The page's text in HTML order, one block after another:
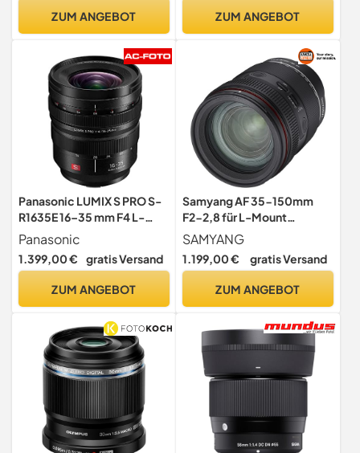
D610 D3200 D3300 D3400
D5300 D5300 100 D 7200
ZUM ANGEBOT
Mount Kameras A7 A7R
A7SIII A9 A7C A7CII
ZUM ANGEBOT
Panasonic LUMIX S PRO S-
R1635E 16–35 mm F4 L-
Mount Objektiv,
Vollformat-
Ultraweitwinkelzoom, 480
Nahfokus, Wetterfest,
Panasonic
1.399,00 € gratis Versand
ZUM ANGEBOT
Samyang AF 35-150mm
F2-2,8 für L-Mount
Objektiv - Allround
Zoomobjektiv mit Parfocal,
Cinematic Video AF und
Switch, ideal für Reise,
Sigma, Panasonic
SAMYANG
1.199,00 € gratis Versand
ZUM ANGEBOT